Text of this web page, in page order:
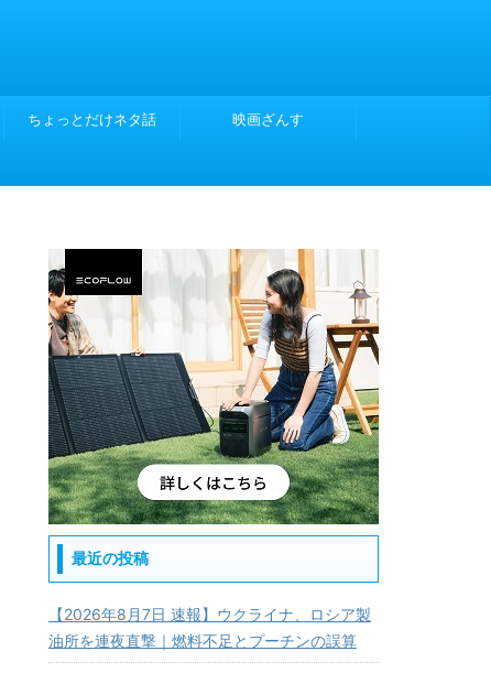
ちょっとだけネタ話 映画ざんす
最近の投稿
【2026年8月7日 速報】ウクライナ、ロシア製
油所を連夜直撃｜燃料不足とプーチンの誤算